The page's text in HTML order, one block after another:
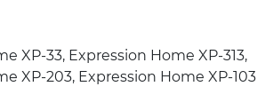
XP-33, Expression Home XP-313,
XP-203, Expression Home XP-103